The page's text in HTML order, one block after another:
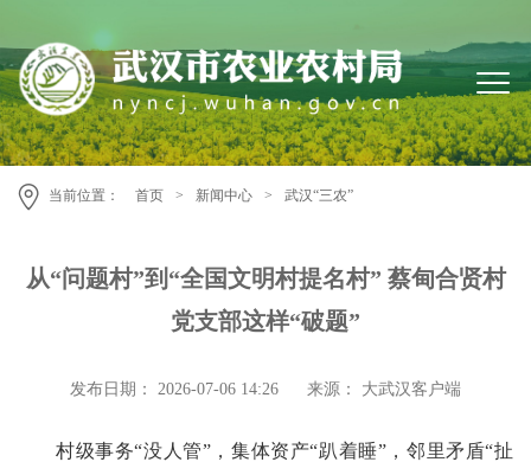
当前位置： 首页 > 新闻中心 > 武汉“三农”
从“问题村”到“全国文明村提名村” 蔡甸合贤村
党支部这样“破题”
发布日期： 2026-07-06 14:26 来源： 大武汉客户端
村级事务“没人管”，集体资产“趴着睡”，邻里矛盾“扯